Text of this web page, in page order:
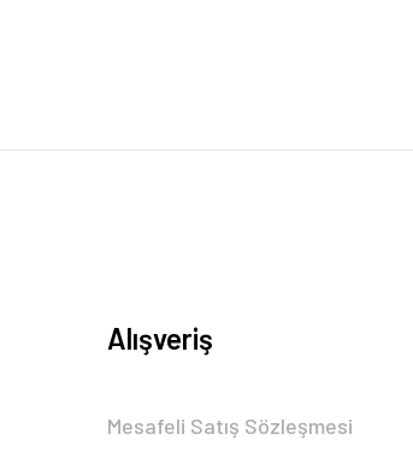
Alışveriş
Mesafeli Satış Sözleşmesi